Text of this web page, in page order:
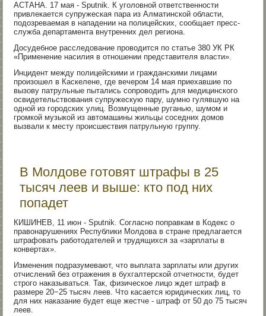
АСТАНА. 17 мая - Sputnik. К уголовной ответственности
привлекается супружеская пара из Алматинской области,
подозреваемая в нападении на полицейских, сообщает пресс-
служба департамента внутренних дел региона.
Досудебное расследование проводится по статье 380 УК РК
«Применение насилия в отношении представителя власти».
Инцидент между полицейскими и гражданскими лицами
произошел в Каскелене, где вечером 14 мая приехавшие по
вызову патрульные пытались сопроводить для медицинского
освидетельствования супружескую пару, шумно гулявшую на
одной из городских улиц. Возмущенные руганью, шумом и
громкой музыкой из автомашины жильцы соседних домов
вызвали к месту происшествия патрульную группу.
В Молдове готовят штрафы в 25
тысяч леев и выше: кто под них
попадет
КИШИНЕВ, 11 июн - Sputnik. Согласно поправкам в Кодекс о
правонарушениях Республики Молдова в стране предлагается
штрафовать работодателей и трудящихся за «зарплаты в
конвертах».
Изменения подразумевают, что выплата зарплаты или других
отчислений без отражения в бухгалтерской отчетности, будет
строго наказываться. Так, физическое лицо ждет штраф в
размере 20−25 тысяч леев. Что касается юридических лиц, то
для них наказание будет еще жестче - штраф от 50 до 75 тысяч
леев.